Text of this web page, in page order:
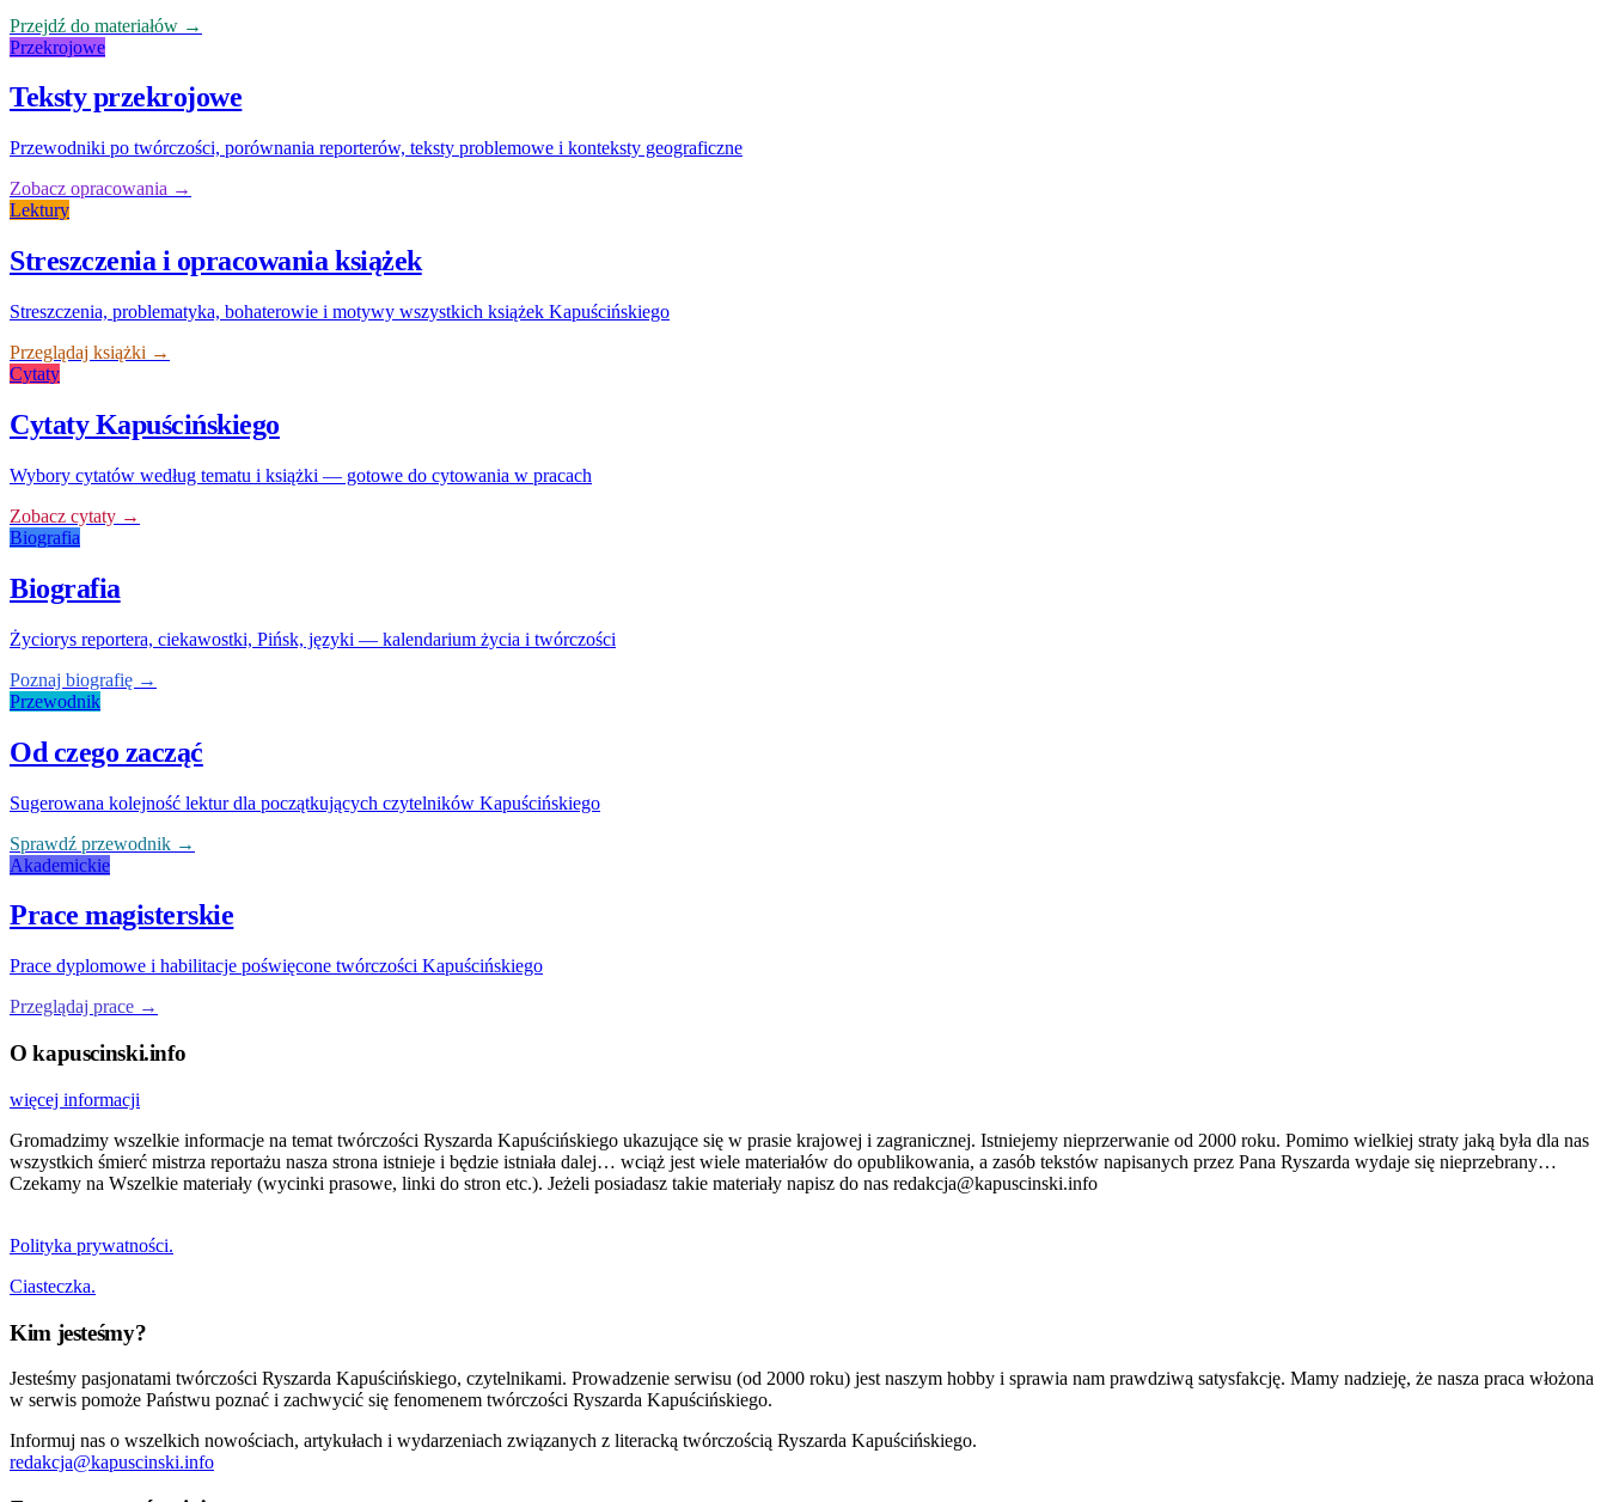
Przejdź do materiałów →
Przekrojowe
Teksty przekrojowe
Przewodniki po twórczości, porównania reporterów, teksty problemowe i konteksty geograficzne
Zobacz opracowania →
Lektury
Streszczenia i opracowania książek
Streszczenia, problematyka, bohaterowie i motywy wszystkich książek Kapuścińskiego
Przeglądaj książki →
Cytaty
Cytaty Kapuścińskiego
Wybory cytatów według tematu i książki — gotowe do cytowania w pracach
Zobacz cytaty →
Biografia
Biografia
Życiorys reportera, ciekawostki, Pińsk, języki — kalendarium życia i twórczości
Poznaj biografię →
Przewodnik
Od czego zacząć
Sugerowana kolejność lektur dla początkujących czytelników Kapuścińskiego
Sprawdź przewodnik →
Akademickie
Prace magisterskie
Prace dyplomowe i habilitacje poświęcone twórczości Kapuścińskiego
Przeglądaj prace →
O kapuscinski.info
więcej informacji
Gromadzimy wszelkie informacje na temat twórczości Ryszarda Kapuścińskiego ukazujące się w prasie krajowej i zagranicznej. Istniejemy nieprzerwanie od 2000 roku. Pomimo wielkiej straty jaką była dla nas
wszystkich śmierć mistrza reportażu nasza strona istnieje i będzie istniała dalej… wciąż jest wiele materiałów do opublikowania, a zasób tekstów napisanych przez Pana Ryszarda wydaje się nieprzebrany…
Czekamy na Wszelkie materiały (wycinki prasowe, linki do stron etc.). Jeżeli posiadasz takie materiały napisz do nas redakcja@kapuscinski.info
Polityka prywatności.
Ciasteczka.
Kim jesteśmy?
Jesteśmy pasjonatami twórczości Ryszarda Kapuścińskiego, czytelnikami. Prowadzenie serwisu (od 2000 roku) jest naszym hobby i sprawia nam prawdziwą satysfakcję. Mamy nadzieję, że nasza praca włożona
w serwis pomoże Państwu poznać i zachwycić się fenomenem twórczości Ryszarda Kapuścińskiego.
Informuj nas o wszelkich nowościach, artykułach i wydarzeniach związanych z literacką twórczością Ryszarda Kapuścińskiego.
redakcja@kapuscinski.info